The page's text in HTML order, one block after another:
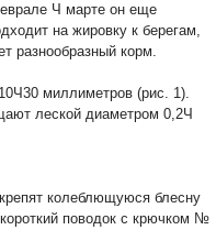
Ч марте он еще
на жировку к берегам,
разнообразный корм.
миллиметров (рис. 1).
леской диаметром 0,2Ч
колеблющуюся блесну
поводок с крючком №